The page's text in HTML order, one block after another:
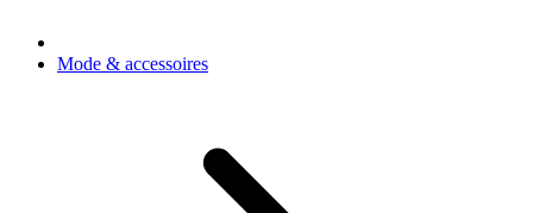
Mode & accessoires